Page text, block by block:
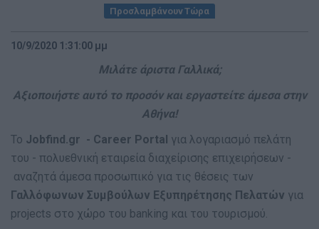
Προσλαμβάνουν Τώρα
10/9/2020 1:31:00 μμ
Μιλάτε άριστα Γαλλικά;
Αξιοποιήστε αυτό το προσόν και εργαστείτε άμεσα στην
Αθήνα!
Το Jobfind.gr - Career Portal για λογαριασμό πελάτη
του - πολυεθνική εταιρεία διαχείρισης επιχειρήσεων -
αναζητά άμεσα προσωπικό για τις θέσεις των
Γαλλόφωνων Συμβούλων Εξυπηρέτησης Πελατών για
projects στο χώρο του banking και του τουρισμού.